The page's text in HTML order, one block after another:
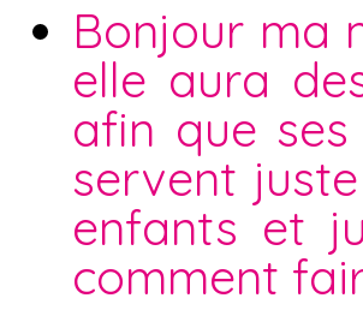
Bonjour ma
elle aura
afin que
servent
enfants et
comment